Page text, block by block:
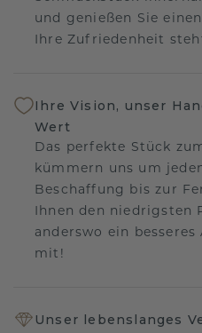
und genießen Sie
Ihre Zufriedenheit
Ihre Vision, unser
Wert
Das perfekte Stück
kümmern uns um
Beschaffung bis zur
Ihnen den niedrigsten
anderswo ein
mit!
Unser lebenslanges